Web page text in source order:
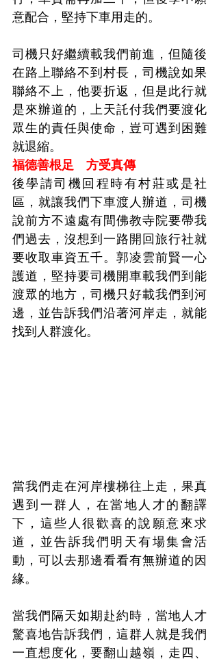
意配合，堅持下車用走的。
司機只好繼續載我們前進，但隨後
在路上聯絡不到村長，司機說如果
聯絡不上，他要折返，但是此行就
是來辦道的，上天託付我們要渡化
眾生的責任與使命，豈可遇到困難
就退縮。
福德善根足　方受真傳
後學請司機回程時有村莊或是社
區，就讓我們下車渡人辦道，司機
說前方不遠處有間佛教寺院要帶我
們過去，沒想到一路開回旅行社就
要收取車資五千。郭凌雲前賢一心
護道，堅持要司機開車載我們到能
渡眾的地方，司機只好載我們到河
邊，並告訴我們沿著河岸走，就能
找到人群渡化。
當我們走在河岸樓梯往上走，果真
遇到一群人，在當地人才的翻譯
下，這些人很歡喜的說願意來求
道，並告訴我們明天有場集會活
動，可以去那邊看看有無辦道的因
緣。
當我們隔天如期赴約時，當地人才
驚喜地告訴我們，這群人就是我們
一直想度化，要翻山越嶺，走四、